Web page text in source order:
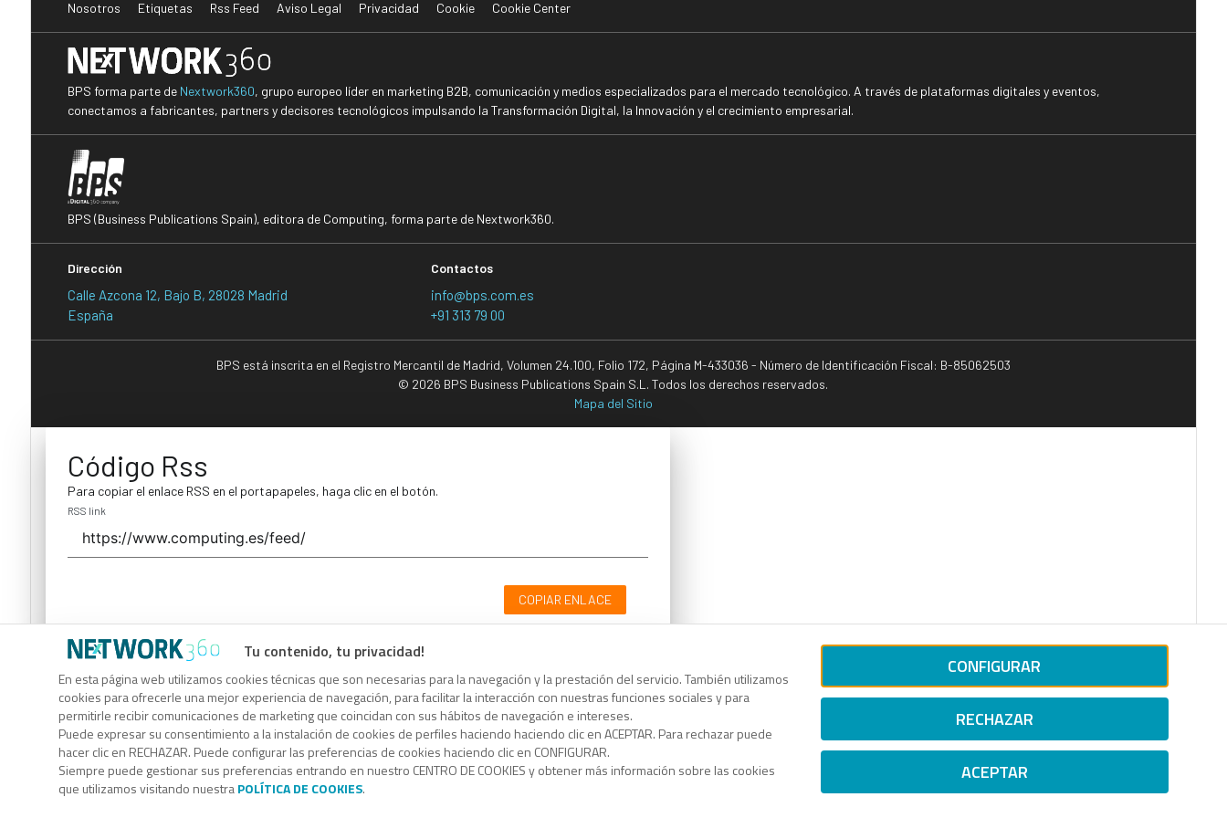
Tu contenido, tu privacidad!
En esta página web utilizamos cookies técnicas que son necesarias para la navegación y la prestación del servicio. También utilizamos
cookies para ofrecerle una mejor experiencia de navegación, para facilitar la interacción con nuestras funciones sociales y para
permitirle recibir comunicaciones de marketing que coincidan con sus hábitos de navegación e intereses.
Puede expresar su consentimiento a la instalación de cookies de perfiles haciendo haciendo clic en ACEPTAR. Para rechazar puede
hacer clic en RECHAZAR. Puede configurar las preferencias de cookies haciendo clic en CONFIGURAR.
Siempre puede gestionar sus preferencias entrando en nuestro CENTRO DE COOKIES y obtener más información sobre las cookies
que utilizamos visitando nuestraPOLÍTICA DE COOKIES.
CONFIGURAR
RECHAZAR
ACEPTAR
Nosotros Etiquetas Rss Feed Aviso Legal Privacidad Cookie Cookie Center
BPS forma parte de Nextwork360, grupo europeo líder en marketing B2B, comunicación y medios especializados para el mercado tecnológico. A través de plataformas digitales y eventos,
conectamos a fabricantes, partners y decisores tecnológicos impulsando la Transformación Digital, la Innovación y el crecimiento empresarial.
BPS (Business Publications Spain), editora de Computing, forma parte de Nextwork360.
Dirección
Calle Azcona 12, Bajo B, 28028 Madrid
España
Contactos
info@bps.com.es
+91 313 79 00
BPS está inscrita en el Registro Mercantil de Madrid, Volumen 24.100, Folio 172, Página M-433036 - Número de Identificación Fiscal: B-85062503
© 2026 BPS Business Publications Spain S.L. Todos los derechos reservados.
Mapa del Sitio
Código Rss
Para copiar el enlace RSS en el portapapeles, haga clic en el botón.
RSS link
COPIAR ENLACE
Código Rss
Para copiar el enlace RSS en el portapapeles, haga clic en el botón.